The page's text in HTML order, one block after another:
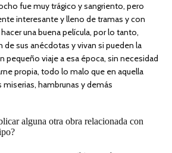
fue muy trágico y sangriento, pero
interesante y lleno de tramas y con
una buena película, por lo tanto,
sus anécdotas y vivan si pueden la
pequeño viaje a esa época, sin necesidad
propia, todo lo malo que en aquella
miserias, hambrunas y demás
alguna otra obra relacionada con